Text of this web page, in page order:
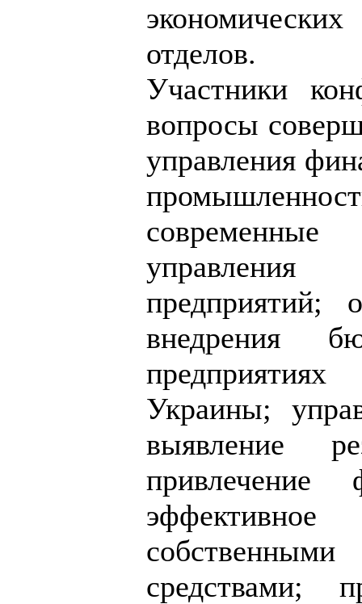
отделов.
Участники
вопросы
управления
предприятий;
внедрения
Украины;
выявление
привлечение
средствами;